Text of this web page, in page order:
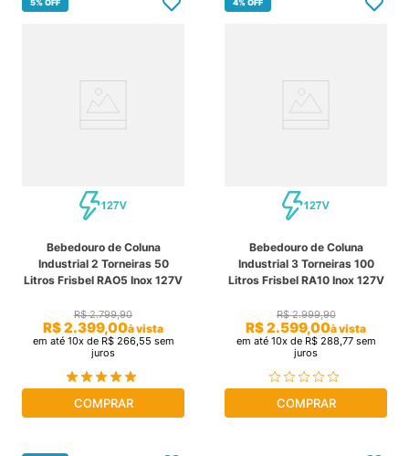
5%OFF
Bebedouro de Coluna
Industrial 2 Torneiras 50
Litros Frisbel RAO5 Inox 127V
R$ 2.799,90
R$2.399,00à vista
em até 10x de R$ 266,55 sem
juros
COMPRAR
4%OFF
Bebedouro de Coluna
Industrial 3 Torneiras 100
Litros Frisbel RA10 Inox 127V
R$ 2.999,90
R$2.599,00à vista
em até 10x de R$ 288,77sem
juros
COMPRAR